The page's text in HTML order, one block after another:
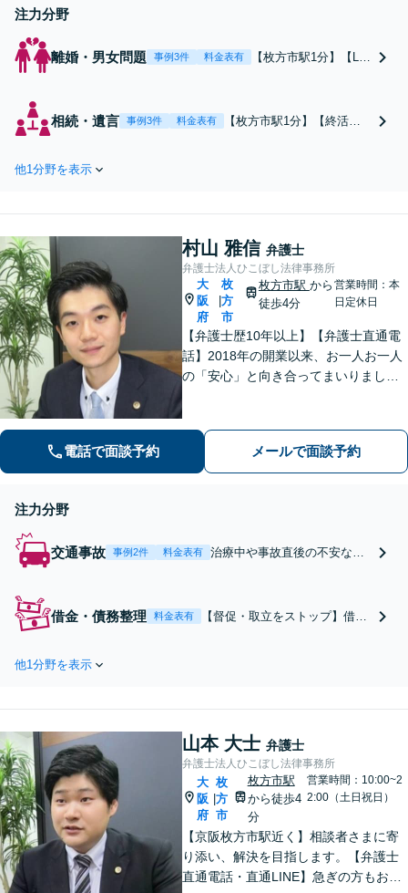
注力分野
離婚・男女問題 事例3件 料金表有
【枚方市駅1分】【LIN
添いながら解決までサ
相続・遺言 事例3件 料金表有
【枚方市駅1分】【終活ア
ポートにも注力しています
可】来所が難しいご高齢の
方も、お気軽にご相談くだ
さい【休日・夜間面談可
能】
他1分野を表示
村山 雅信 弁護士
弁護士法人ひこぼし法律事務所
大
阪
府
|
枚
方
市
枚方市駅 から
徒歩4分
営業時間：本
日定休日
【弁護士歴10年以上】【弁護士直通電
話】2018年の開業以来、お一人お一人
の「安心」と向き合ってまいりまし
ていただける結果を目指し、迅速かつ
粘り強く対応することをお約束しま
す。
電話で面談予約 メールで面談予約
注力分野
交通事故 事例2件 料金表有
治療中や事故直後の不安な時
「治療に専念できる環境」を
借金・債務整理 料金表有
【督促・取立をストップ】借金
す。批判することは決してあり
い。
他1分野を表示
山本 大士 弁護士
弁護士法人ひこぼし法律事務所
大
阪
府
|
枚
方
市
枚方市駅
から徒歩4
分
営業時間：10:00~2
2:00（土日祝日）
【京阪枚方市駅近く】相談者さまに寄
り添い、解決を目指します。【弁護士
直通電話・直通LINE】急ぎの方もお電